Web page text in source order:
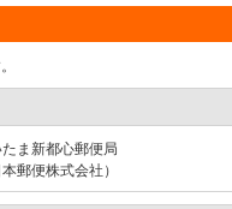
ま新都心郵便局
本郵便株式会社）